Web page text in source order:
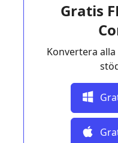
Gratis
Konvertera